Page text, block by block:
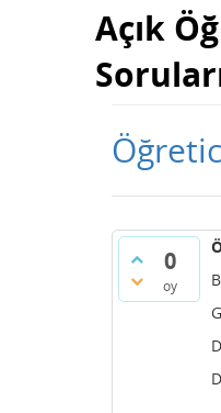
Açık
0
oy